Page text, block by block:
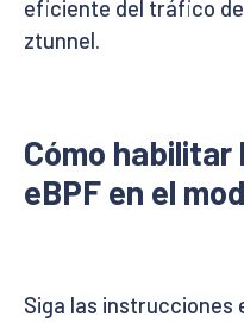
eficiente del tráfico
ztunnel.
Cómo
eBPF en el
Siga las instrucciones